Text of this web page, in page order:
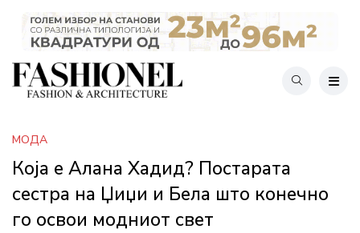
МОДА
Која е Алана Хадид? Постарата
сестра на Џиџи и Бела што конечно
го освои модниот свет